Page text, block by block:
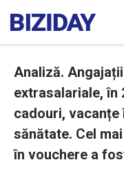
Analiză.
extrasalariale, în
cadouri,
sănătate. Cel
în vouchere a